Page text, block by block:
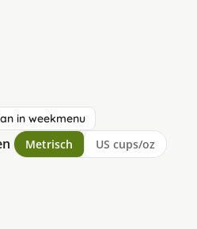
in weekmenu
Metrisch US cups/oz